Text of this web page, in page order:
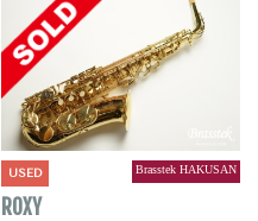
USED Brasstek HAKUSAN
ROXY